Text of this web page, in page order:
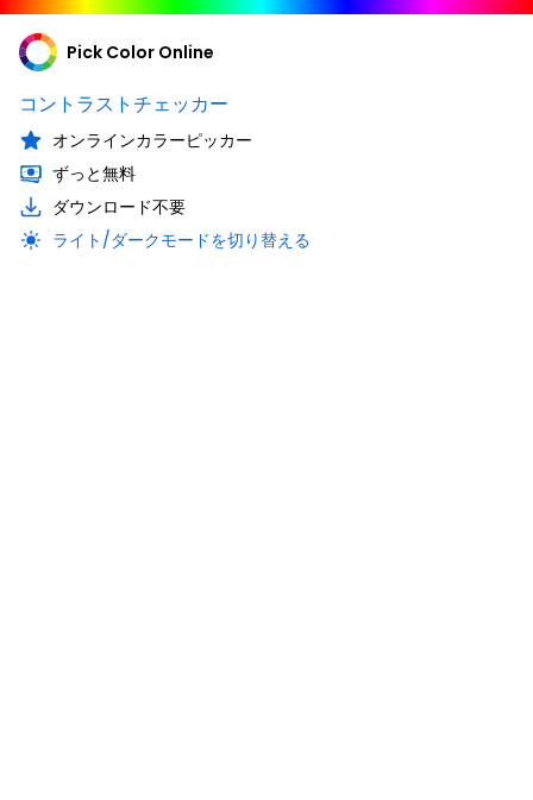
Pick Color Online
コントラストチェッカー
オンラインカラーピッカー
ずっと無料
ダウンロード不要
ライト/ダークモードを切り替える